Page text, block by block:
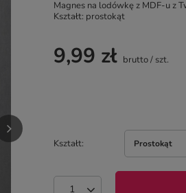
Magnes na lodówkę z MDF-u z
Kształt: prostokąt
Kształt Prostokąt
9,99 zł brutto/ szt.